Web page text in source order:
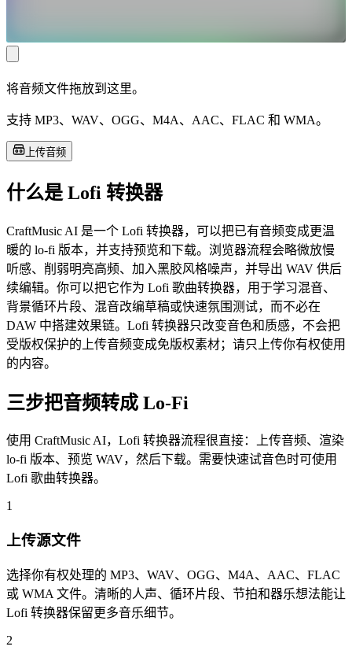
将音频文件拖放到这里。
支持 MP3、WAV、OGG、M4A、AAC、FLAC 和 WMA。
上传音频
什么是 Lofi 转换器
CraftMusic AI 是一个 Lofi 转换器，可以把已有音频变成更温
暖的 lo-fi 版本，并支持预览和下载。浏览器流程会略微放慢
听感、削弱明亮高频、加入黑胶风格噪声，并导出 WAV 供后
续编辑。你可以把它作为 Lofi 歌曲转换器，用于学习混音、
背景循环片段、混音改编草稿或快速氛围测试，而不必在
DAW 中搭建效果链。Lofi 转换器只改变音色和质感，不会把
受版权保护的上传音频变成免版权素材；请只上传你有权使用
的内容。
三步把音频转成 Lo-Fi
使用 CraftMusic AI，Lofi 转换器流程很直接：上传音频、渲染
lo-fi 版本、预览 WAV，然后下载。需要快速试音色时可使用
Lofi 歌曲转换器。
1
上传源文件
选择你有权处理的 MP3、WAV、OGG、M4A、AAC、FLAC
或 WMA 文件。清晰的人声、循环片段、节拍和器乐想法能让
Lofi 转换器保留更多音乐细节。
2